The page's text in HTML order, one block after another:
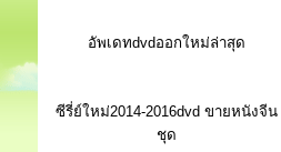
อัพเดทdvdออกใหม่ล่าสุด
ซีรี่ย์ใหม่2014-2016dvd ขายหนังจีน
ชุด